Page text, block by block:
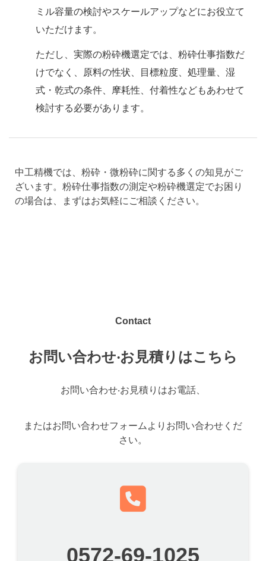
ミル容量の検討やスケールアップなどにお役立て
いただけます。
ただし、実際の粉砕機選定では、粉砕仕事指数だ
けでなく、原料の性状、目標粒度、処理量、湿
式・乾式の条件、摩耗性、付着性などもあわせて
検討する必要があります。
中工精機では、粉砕・微粉砕に関する多くの知見がご
ざいます。粉砕仕事指数の測定や粉砕機選定でお困り
の場合は、まずはお気軽にご相談ください。
Contact
お問い合わせ‧お⾒積りはこちら
お問い合わせ‧お⾒積りはお電話、
またはお問い合わせフォームよりお問い合わせくだ
さい。
0572-69-1025